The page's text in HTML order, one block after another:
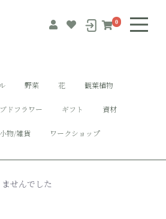
0
野菜 花 観葉植物
ドフラワー ギフト 資材
物/雑貨 ワークショップ
せんでした